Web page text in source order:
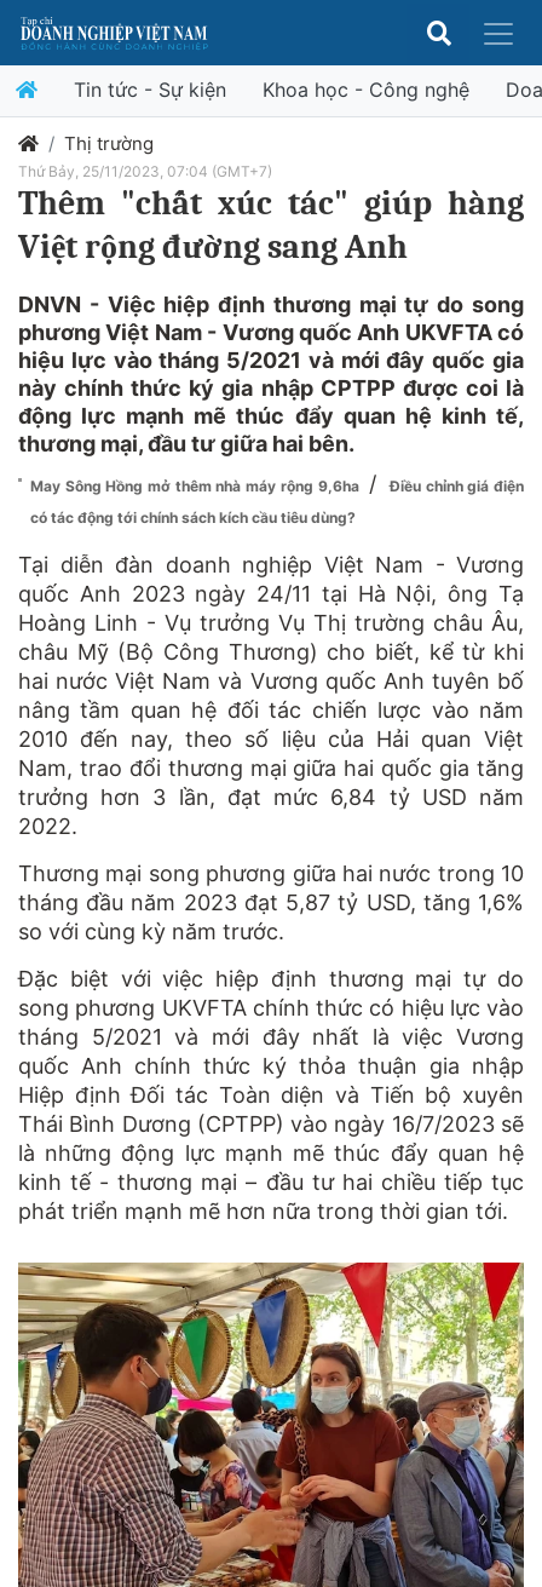
Tin tức - Sự kiện Khoa học - Công nghệ
Thị trường
Thứ Bảy, 25/11/2023, 07:04 (GMT+7)
Thêm "chất xúc tác" giúp hàng
Việt rộng đường sang Anh
DNVN - Việc hiệp định thương mại tự do song
phương Việt Nam - Vương quốc Anh UKVFTA có
hiệu lực vào tháng 5/2021 và mới đây quốc gia
này chính thức ký gia nhập CPTPP được coi là
động lực mạnh mẽ thúc đẩy quan hệ kinh tế,
thương mại, đầu tư giữa hai bên.
May Sông Hồng mở thêm nhà máy rộng 9,6ha /
Điều chỉnh giá điện
có tác động tới chính sách kích cầu tiêu dùng?
Tại diễn đàn doanh nghiệp Việt Nam - Vương
quốc Anh 2023 ngày 24/11 tại Hà Nội, ông Tạ
Hoàng Linh - Vụ trưởng Vụ Thị trường châu Âu,
châu Mỹ (Bộ Công Thương) cho biết, kể từ khi
hai nước Việt Nam và Vương quốc Anh tuyên bố
nâng tầm quan hệ đối tác chiến lược vào năm
2010 đến nay, theo số liệu của Hải quan Việt
Nam, trao đổi thương mại giữa hai quốc gia tăng
trưởng hơn 3 lần, đạt mức 6,84 tỷ USD năm
2022.
Thương mại song phương giữa hai nước trong 10
tháng đầu năm 2023 đạt 5,87 tỷ USD, tăng 1,6%
so với cùng kỳ năm trước.
Đặc biệt với việc hiệp định thương mại tự do
song phương UKVFTA chính thức có hiệu lực vào
tháng 5/2021 và mới đây nhất là việc Vương
quốc Anh chính thức ký thỏa thuận gia nhập
Hiệp định Đối tác Toàn diện và Tiến bộ xuyên
Thái Bình Dương (CPTPP) vào ngày 16/7/2023 sẽ
là những động lực mạnh mẽ thúc đẩy quan hệ
kinh tế - thương mại – đầu tư hai chiều tiếp tục
phát triển mạnh mẽ hơn nữa trong thời gian tới.